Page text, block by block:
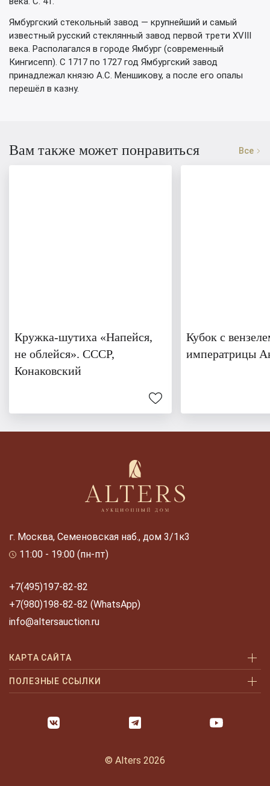
Ямбургский стекольный завод — крупнейший и самый
известный русский стеклянный завод первой трети XVIII
века. Располагался в городе Ямбург (современный
Кингисепп). С 1717 по 1727 год Ямбургский завод
принадлежал князю А.С. Меншикову, а после его опалы
перешёл в казну.
Вам также может понравиться Все
Кружка-шутиха «Напейся,
не облейся». СССР,
Конаковский
Кубок с
императрицы
г. Москва, Семеновская наб., дом 3/1к3
11:00 - 19:00 (пн-пт)
+7(495)197-82-82
+7(980)198-82-82 (WhatsApp)
info@altersauction.ru
КАРТА САЙТА
Аукционы
Как продать
ПОЛЕЗНЫЕ ССЫЛКИ
Оплата и доставка
Часто задаваемые вопросы
© Alters 2026